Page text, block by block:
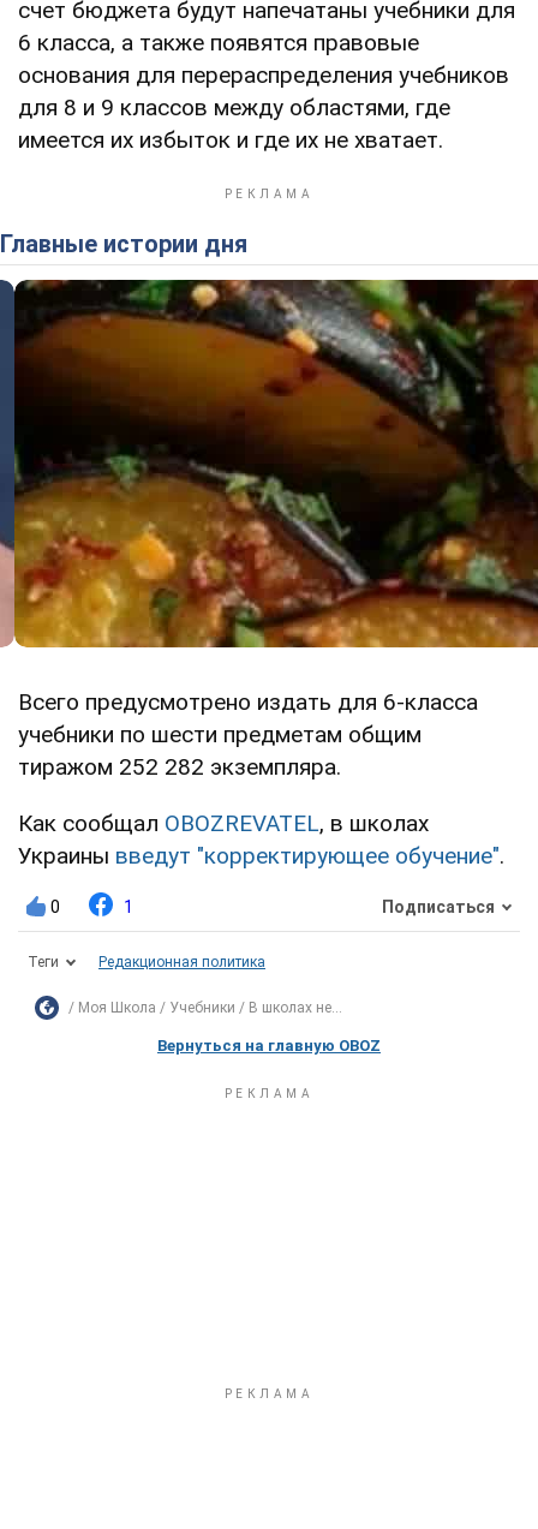
счет бюджета будут напечатаны учебники для
6 класса, а также появятся правовые
основания для перераспределения учебников
для 8 и 9 классов между областями, где
имеется их избыток и где их не хватает.
Главные истории дня
Всего предусмотрено издать для 6-класса
учебники по шести предметам общим
тиражом 252 282 экземпляра.
Как сообщал OBOZREVATEL, в школах
Украины введут "корректирующее обучение".
0 1 Подписаться
Теги Редакционная политика
Моя Школа Учебники В школах не...
Вернуться на главную OBOZ